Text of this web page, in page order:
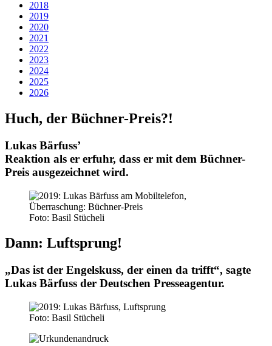
2018
2019
2020
2021
2022
2023
2024
2025
2026
Huch, der Büchner-Preis?!
Lukas Bärfuss’
Reaktion als er erfuhr, dass er mit dem Büchner-
Preis ausgezeichnet wird.
Foto: Basil Stücheli
Dann: Luftsprung!
„Das ist der Engels­kuss, der einen da trifft“, sagte
Lukas Bärfuss der Deutschen Presseagentur.
Foto: Basil Stücheli